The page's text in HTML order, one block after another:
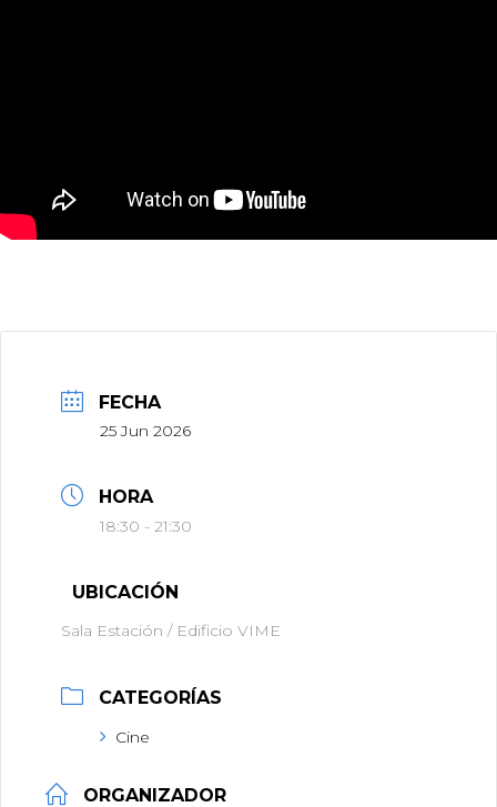
FECHA
25 Jun 2026
HORA
18:30 - 21:30
UBICACIÓN
Sala Estación / Edificio VIME
CATEGORÍAS
Cine
ORGANIZADOR